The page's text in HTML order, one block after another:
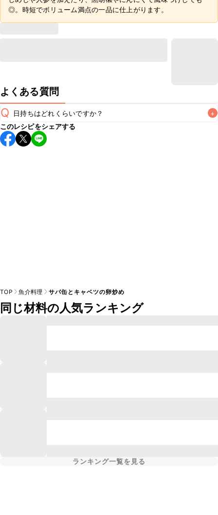
◎。時短でボリューム満点の一品に仕上がります。
よくある質問
Q 日持ちはどれくらいですか？ +
保存期間は冷蔵で翌日中が目安です。なるべくお早めにお召
し上がりください。
このレシピをシェアする
TOP 魚介料理 サバ缶とキャベツの卵炒め
同じ材料の人気ランキング
ランキング一覧を見る